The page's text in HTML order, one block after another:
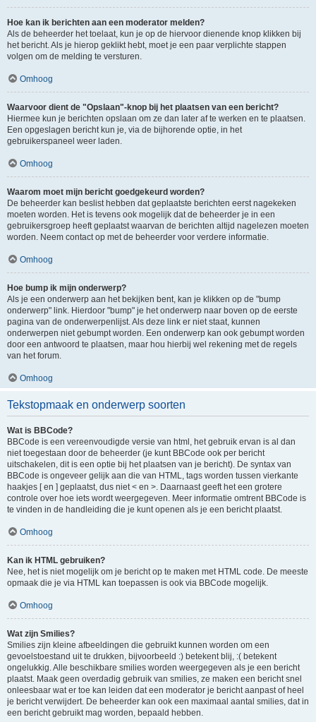
Hoe kan ik berichten aan een moderator melden?
Als de beheerder het toelaat, kun je op de hiervoor dienende knop klikken bij
het bericht. Als je hierop geklikt hebt, moet je een paar verplichte stappen
volgen om de melding te versturen.
Omhoog
Waarvoor dient de "Opslaan"-knop bij het plaatsen van een bericht?
Hiermee kun je berichten opslaan om ze dan later af te werken en te plaatsen.
Een opgeslagen bericht kun je, via de bijhorende optie, in het
gebruikerspaneel weer laden.
Omhoog
Waarom moet mijn bericht goedgekeurd worden?
De beheerder kan beslist hebben dat geplaatste berichten eerst nagekeken
moeten worden. Het is tevens ook mogelijk dat de beheerder je in een
gebruikersgroep heeft geplaatst waarvan de berichten altijd nagelezen moeten
worden. Neem contact op met de beheerder voor verdere informatie.
Omhoog
Hoe bump ik mijn onderwerp?
Als je een onderwerp aan het bekijken bent, kan je klikken op de "bump
onderwerp" link. Hierdoor "bump" je het onderwerp naar boven op de eerste
pagina van de onderwerpenlijst. Als deze link er niet staat, kunnen
onderwerpen niet gebumpt worden. Een onderwerp kan ook gebumpt worden
door een antwoord te plaatsen, maar hou hierbij wel rekening met de regels
van het forum.
Omhoog
Tekstopmaak en onderwerp soorten
Wat is BBCode?
BBCode is een vereenvoudigde versie van html, het gebruik ervan is al dan
niet toegestaan door de beheerder (je kunt BBCode ook per bericht
uitschakelen, dit is een optie bij het plaatsen van je bericht). De syntax van
BBCode is ongeveer gelijk aan die van HTML, tags worden tussen vierkante
haakjes [ en ] geplaatst, dus niet < en >. Daarnaast geeft het een grotere
controle over hoe iets wordt weergegeven. Meer informatie omtrent BBCode is
te vinden in de handleiding die je kunt openen als je een bericht plaatst.
Omhoog
Kan ik HTML gebruiken?
Nee, het is niet mogelijk om je bericht op te maken met HTML code. De meeste
opmaak die je via HTML kan toepassen is ook via BBCode mogelijk.
Omhoog
Wat zijn Smilies?
Smilies zijn kleine afbeeldingen die gebruikt kunnen worden om een
gevoelstoestand uit te drukken, bijvoorbeeld :) betekent blij, :( betekent
ongelukkig. Alle beschikbare smilies worden weergegeven als je een bericht
plaatst. Maak geen overdadig gebruik van smilies, ze maken een bericht snel
onleesbaar wat er toe kan leiden dat een moderator je bericht aanpast of heel
je bericht verwijdert. De beheerder kan ook een maximaal aantal smilies, dat in
een bericht gebruikt mag worden, bepaald hebben.